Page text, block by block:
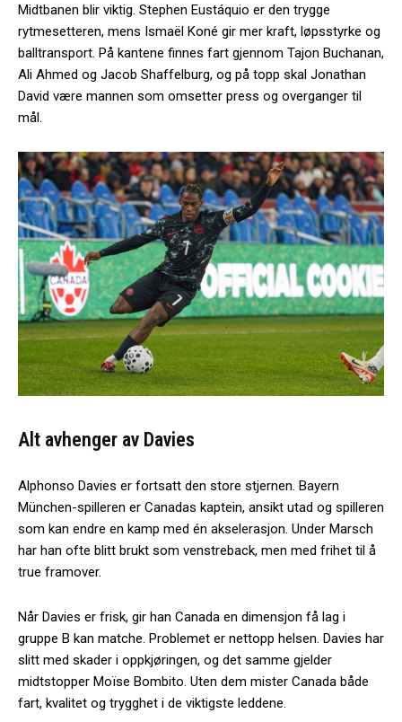
Midtbanen blir viktig. Stephen Eustáquio er den trygge
rytmesetteren, mens Ismaël Koné gir mer kraft, løpsstyrke og
balltransport. På kantene finnes fart gjennom Tajon Buchanan,
Ali Ahmed og Jacob Shaffelburg, og på topp skal Jonathan
David være mannen som omsetter press og overganger til
mål.
Alt avhenger av Davies
Alphonso Davies er fortsatt den store stjernen. Bayern
München-spilleren er Canadas kaptein, ansikt utad og spilleren
som kan endre en kamp med én akselerasjon. Under Marsch
har han ofte blitt brukt som venstreback, men med frihet til å
true framover.
Når Davies er frisk, gir han Canada en dimensjon få lag i
gruppe B kan matche. Problemet er nettopp helsen. Davies har
slitt med skader i oppkjøringen, og det samme gjelder
midtstopper Moïse Bombito. Uten dem mister Canada både
fart, kvalitet og trygghet i de viktigste leddene.